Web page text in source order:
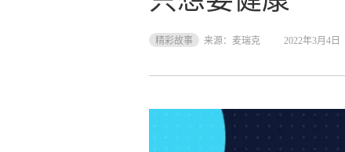
精彩故事 来源： 麦瑞克 2022年3月4日